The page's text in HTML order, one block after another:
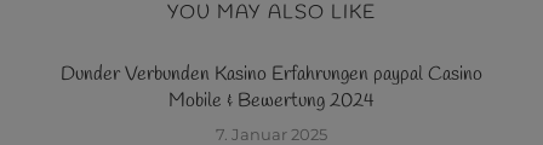
YOU MAY ALSO LIKE
Dunder Verbunden Kasino Erfahrungen paypal Casino
Mobile & Bewertung 2024
7. Januar 2025